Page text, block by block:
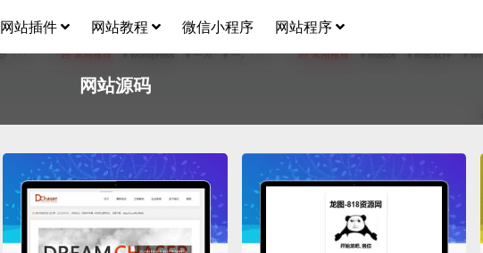
网站插件 网站教程 微信小程序 网站程序
网站源码